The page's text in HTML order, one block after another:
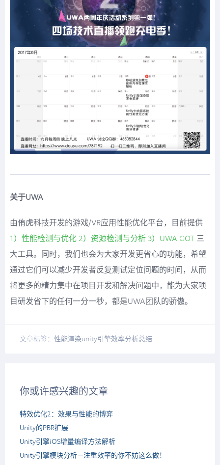
关于UWA
由侑虎科技开发的游戏/VR应用性能优化平台，目前提供
1）性能检测与优化 2）资源检测与分析 3）UWA GOT 三
大工具。同时，我们也会为大家开发更省心的功能，希望
通过它们可以减少开发者反复测试定位问题的时间，从而
将更多的精力集中在项目开发和解决问题中，能为大家项
目研发省下的任何一分一秒，都是UWA团队的骄傲。
文章标签： 性能渲染unity引擎效率分析总结
你或许感兴趣的文章
特效优化2：效果与性能的博弈
Unity的PBR扩展
Unity引擎iOS增量编译方法解析
Unity引擎模块分析—注重效率的你不妨这么做！